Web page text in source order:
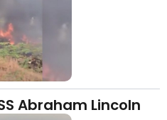
Abraham Lincoln